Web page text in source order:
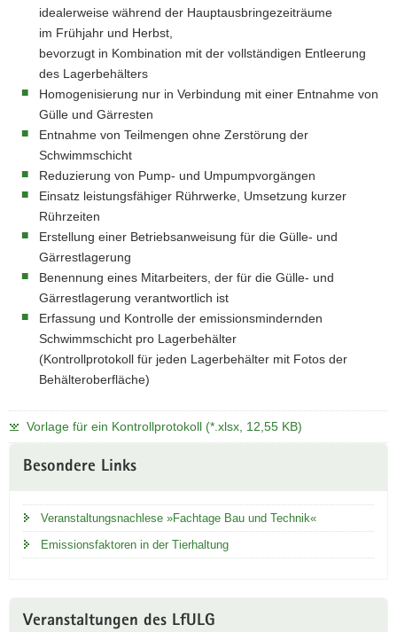
idealerweise während der Hauptausbringezeiträume
im Frühjahr und Herbst,
bevorzugt in Kombination mit der vollständigen Entleerung
des Lagerbehälters
Homogenisierung nur in Verbindung mit einer Entnahme von
Gülle und Gärresten
Entnahme von Teilmengen ohne Zerstörung der
Schwimmschicht
Reduzierung von Pump- und Umpumpvorgängen
Einsatz leistungsfähiger Rührwerke, Umsetzung kurzer
Rührzeiten
Erstellung einer Betriebsanweisung für die Gülle- und
Gärrestlagerung
Benennung eines Mitarbeiters, der für die Gülle- und
Gärrestlagerung verantwortlich ist
Erfassung und Kontrolle der emissionsmindernden
Schwimmschicht pro Lagerbehälter
(Kontrollprotokoll für jeden Lagerbehälter mit Fotos der
Behälteroberfläche)
Vorlage für ein Kontrollprotokoll (*.xlsx, 12,55 KB)
Besondere Links
Veranstaltungsnachlese »Fachtage Bau und Technik«
Emissionsfaktoren in der Tierhaltung
Veranstaltungen des LfULG